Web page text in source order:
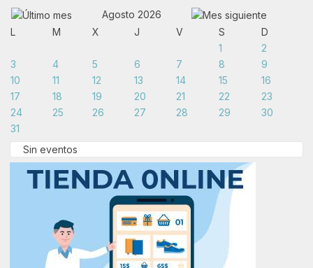
Agosto 2026
L
M X J V S
D
1
2
3
4 5 6 7 8
9
10
11 12 13 14 15
16
17
18 19 20 21 22
23
24
25 26 27 28 29
30
31
Sin eventos